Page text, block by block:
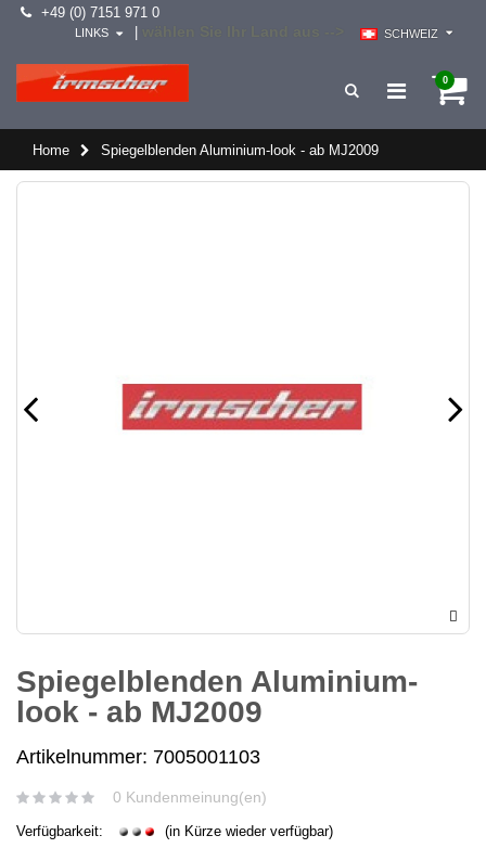
+49 (0) 7151 971 0
SCHWEIZ
LINKS
0
Home Spiegelblenden Aluminium-look - ab MJ2009
Spiegelblenden Aluminium-
look - ab MJ2009
Artikelnummer: 7005001103
0 Kundenmeinung(en)
Verfügbarkeit: (in Kürze wieder verfügbar)